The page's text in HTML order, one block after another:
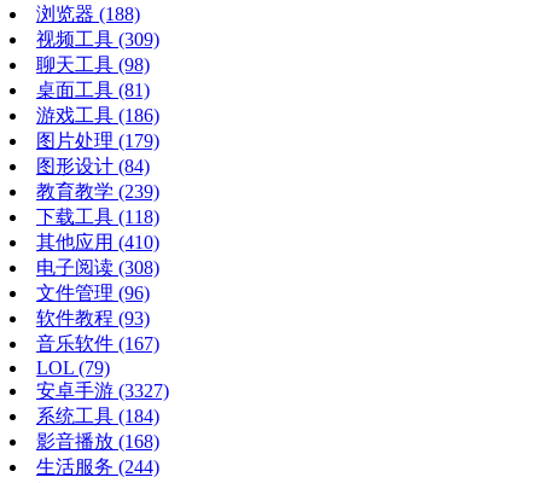
浏览器 (188)
视频工具 (309)
聊天工具 (98)
桌面工具 (81)
游戏工具 (186)
图片处理 (179)
图形设计 (84)
教育教学 (239)
下载工具 (118)
其他应用 (410)
电子阅读 (308)
文件管理 (96)
软件教程 (93)
音乐软件 (167)
LOL (79)
安卓手游 (3327)
系统工具 (184)
影音播放 (168)
生活服务 (244)